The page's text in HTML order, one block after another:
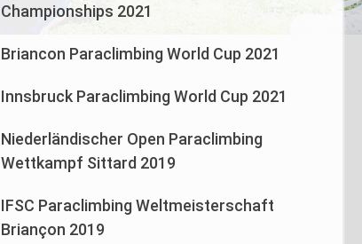
Championships 2021
Briancon Paraclimbing World Cup 2021
Innsbruck Paraclimbing World Cup 2021
Niederländischer Open Paraclimbing
Wettkampf Sittard 2019
IFSC Paraclimbing Weltmeisterschaft
Briançon 2019